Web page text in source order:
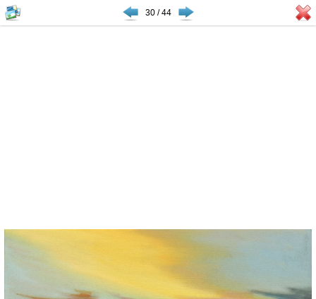
30 / 44